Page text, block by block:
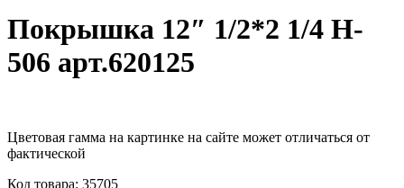
Покрышка 12″ 1/2*2 1/4 H-
506 арт.620125
Цветовая гамма на картинке на сайте может отличаться от
фактической
Код товара: 35705